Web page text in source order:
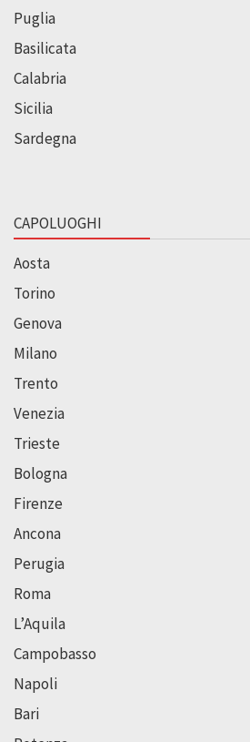
Puglia
Basilicata
Calabria
Sicilia
Sardegna
CAPOLUOGHI
Aosta
Torino
Genova
Milano
Trento
Venezia
Trieste
Bologna
Firenze
Ancona
Perugia
Roma
L’Aquila
Campobasso
Napoli
Bari